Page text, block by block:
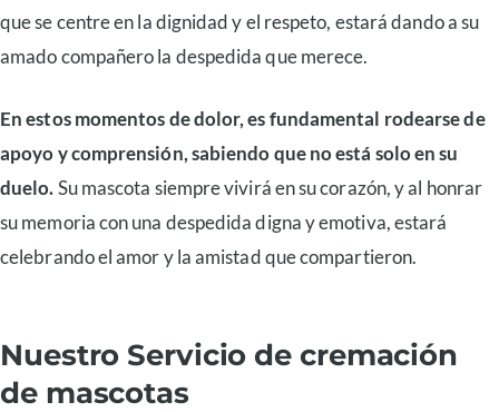
que se centre en la dignidad y el respeto, estará dando a su
amado compañero la despedida que merece.
En estos momentos de dolor, es fundamental rodearse de
apoyo y comprensión, sabiendo que no está solo en su
duelo.Su mascota siempre vivirá en su corazón, y al honrar
su memoria con una despedida digna y emotiva, estará
celebrando el amor y la amistad que compartieron.
Nuestro Servicio de cremación
de mascotas